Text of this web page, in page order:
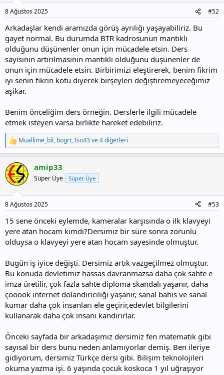
8 Ağustos 2025 #52
Arkadaşlar kendi aramızda görüş ayrılığı yaşayabiliriz. Bu
gayet normal. Bu durumda BTR kadrosunun mantıklı
olduğunu düşünenler onun için mücadele etsin. Ders
sayısının artırılmasının mantıklı olduğunu düşünenler de
onun için mücadele etsin. Birbirimizi eleştirerek, benim fikrim
iyi senin fikrin kötü diyerek birşeyleri değiştiremeyeceğimiz
aşikar.
Benim önceliğim ders örneğin. Derslerle ilgili mücadele
etmek isteyen varsa birlikte hareket edebiliriz.
T
e
k
i
l
Muallime_bil, bogrt,İso43ve 4 diğerleri
amip33
Süper Üye Süper Üye
8 Ağustos 2025 #53
15 sene önceki eylemde, kameralar karşısında o ilk klavyeyi
yere atan hocam kimdi?Dersimiz bir süre sonra zorunlu
olduysa o klavyeyi yere atan hocam sayesinde olmuştur.
Bugün iş iyice değişti. Dersimiz artık vazgeçilmez olmuştur.
Bu konuda devletimiz hassas davranmazsa daha çok sahte e
imza üretilir, çok fazla sahte diploma skandalı yaşanır, daha
çooook internet dolandırıcılığı yaşanır, sanal bahis ve sanal
kumar daha çok insanları ele geçirir,edevlet bilgilerini
kullanarak daha çok insanı kandırırlar.
Önceki sayfada bir arkadaşımız dersimiz fen matematik gibi
sayısal bir ders bunu neden anlamıyorlar demiş. Ben ileriye
gidiyorum, dersimiz Türkçe dersi gibi. Bilişim teknolojileri
okuma yazma işi. 6 yaşında çocuk koskoca 1 yıl uğraşıyor